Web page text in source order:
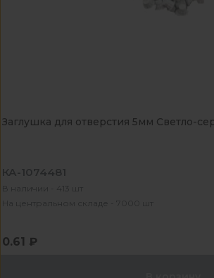
Заглушка для отверстия 5мм Светло-
КА-1074481
В наличии - 413 шт
На центральном складе - 7000 шт
0.61 ₽